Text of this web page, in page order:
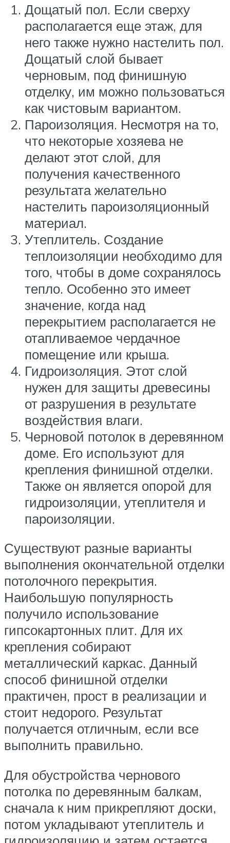
Дощатый пол. Если сверху
располагается еще этаж, для
него также нужно настелить пол.
Дощатый слой бывает
черновым, под финишную
отделку, им можно пользоваться
как чистовым вариантом.
Пароизоляция. Несмотря на то,
что некоторые хозяева не
делают этот слой, для
получения качественного
результата желательно
настелить пароизоляционный
материал.
Утеплитель. Создание
теплоизоляции необходимо для
того, чтобы в доме сохранялось
тепло. Особенно это имеет
значение, когда над
перекрытием располагается не
отапливаемое чердачное
помещение или крыша.
Гидроизоляция. Этот слой
нужен для защиты древесины
от разрушения в результате
воздействия влаги.
Черновой потолок в деревянном
доме. Его используют для
крепления финишной отделки.
Также он является опорой для
гидроизоляции, утеплителя и
пароизоляции.
Существуют разные варианты
выполнения окончательной отделки
потолочного перекрытия.
Наибольшую популярность
получило использование
гипсокартонных плит. Для их
крепления собирают
металлический каркас. Данный
способ финишной отделки
практичен, прост в реализации и
стоит недорого. Результат
получается отличным, если все
выполнить правильно.
Для обустройства чернового
потолка по деревянным балкам,
сначала к ним прикрепляют доски,
потом укладывают утеплитель и